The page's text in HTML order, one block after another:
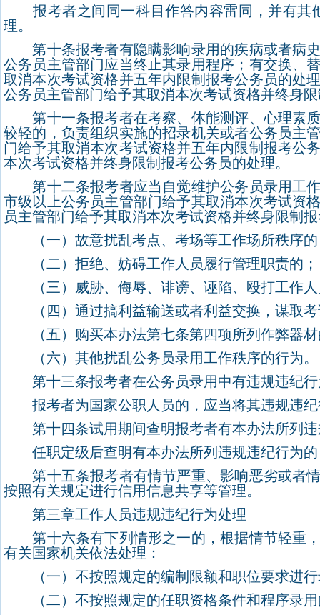
报考者之间同一科目作答内容雷同，并有其
理。
第十条报考者有隐瞒影响录用的疾病或者病史
公务员主管部门应当终止其录用程序；有交换、
取消本次考试资格并五年内限制报考公务员的处
公务员主管部门给予其取消本次考试资格并终身
第十一条报考者在考察、体能测评、心理素质
较轻的，负责组织实施的招录机关或者公务员主
门给予其取消本次考试资格并五年内限制报考公
本次考试资格并终身限制报考公务员的处理。
第十二条报考者应当自觉维护公务员录用工作
市级以上公务员主管部门给予其取消本次考试资
员主管部门给予其取消本次考试资格并终身限制
（一）故意扰乱考点、考场等工作场所秩序的
（二）拒绝、妨碍工作人员履行管理职责的；
（三）威胁、侮辱、诽谤、诬陷、殴打工作人
（四）通过搞利益输送或者利益交换，谋取考
（五）购买本办法第七条第四项所列作弊器材
（六）其他扰乱公务员录用工作秩序的行为。
第十三条报考者在公务员录用中有违规违纪行
报考者为国家公职人员的，应当将其违规违纪
第十四条试用期间查明报考者有本办法所列违
任职定级后查明有本办法所列违规违纪行为的
第十五条报考者有情节严重、影响恶劣或者情
按照有关规定进行信用信息共享等管理。
第三章工作人员违规违纪行为处理
第十六条有下列情形之一的，根据情节轻重，
有关国家机关依法处理：
（一）不按照规定的编制限额和职位要求进行
（二）不按照规定的任职资格条件和程序录用